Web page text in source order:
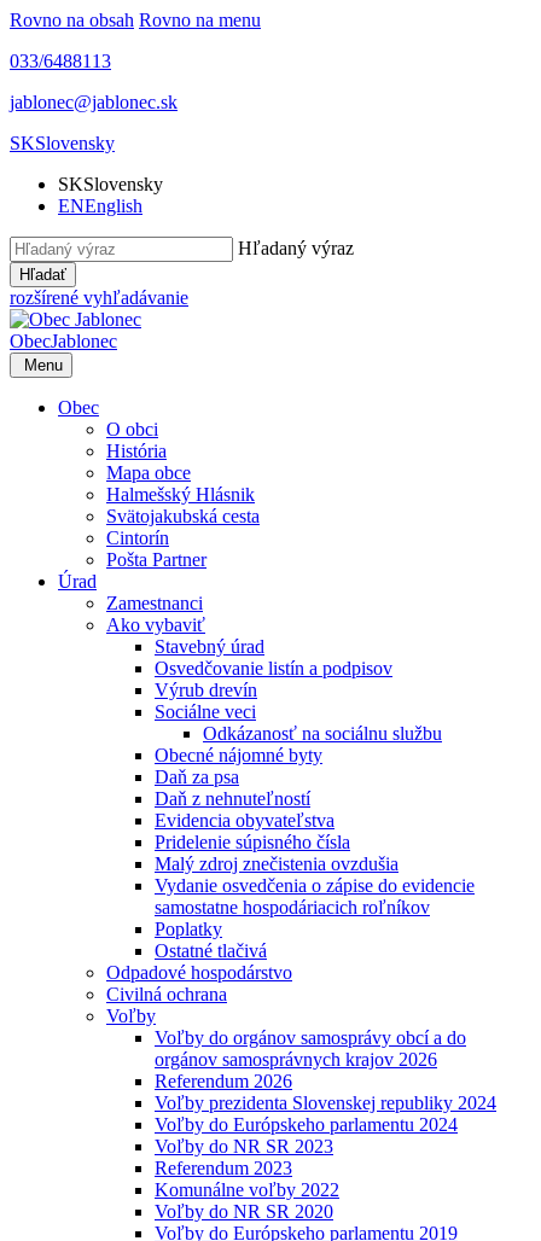
Rovno na obsah Rovno na menu
033/6488113
jablonec@jablonec.sk
SKSlovensky
SKSlovensky
ENEnglish
Hľadaný výraz
Hľadať
rozšírené vyhľadávanie
ObecJablonec
Menu
Obec
O obci
História
Mapa obce
Halmešský Hlásnik
Svätojakubská cesta
Cintorín
Pošta Partner
Úrad
Zamestnanci
Ako vybaviť
Stavebný úrad
Osvedčovanie listín a podpisov
Výrub drevín
Sociálne veci
Odkázanosť na sociálnu službu
Obecné nájomné byty
Daň za psa
Daň z nehnuteľností
Evidencia obyvateľstva
Pridelenie súpisného čísla
Malý zdroj znečistenia ovzdušia
Vydanie osvedčenia o zápise do evidencie
samostatne hospodáriacich roľníkov
Poplatky
Ostatné tlačivá
Odpadové hospodárstvo
Civilná ochrana
Voľby
Voľby do orgánov samosprávy obcí a do
orgánov samosprávnych krajov 2026
Referendum 2026
Voľby prezidenta Slovenskej republiky 2024
Voľby do Európskeho parlamentu 2024
Voľby do NR SR 2023
Referendum 2023
Komunálne voľby 2022
Voľby do NR SR 2020
Voľby do Európskeho parlamentu 2019